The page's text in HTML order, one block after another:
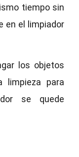
tiempo sin
en el limpiador
los objetos
limpieza para
se quede